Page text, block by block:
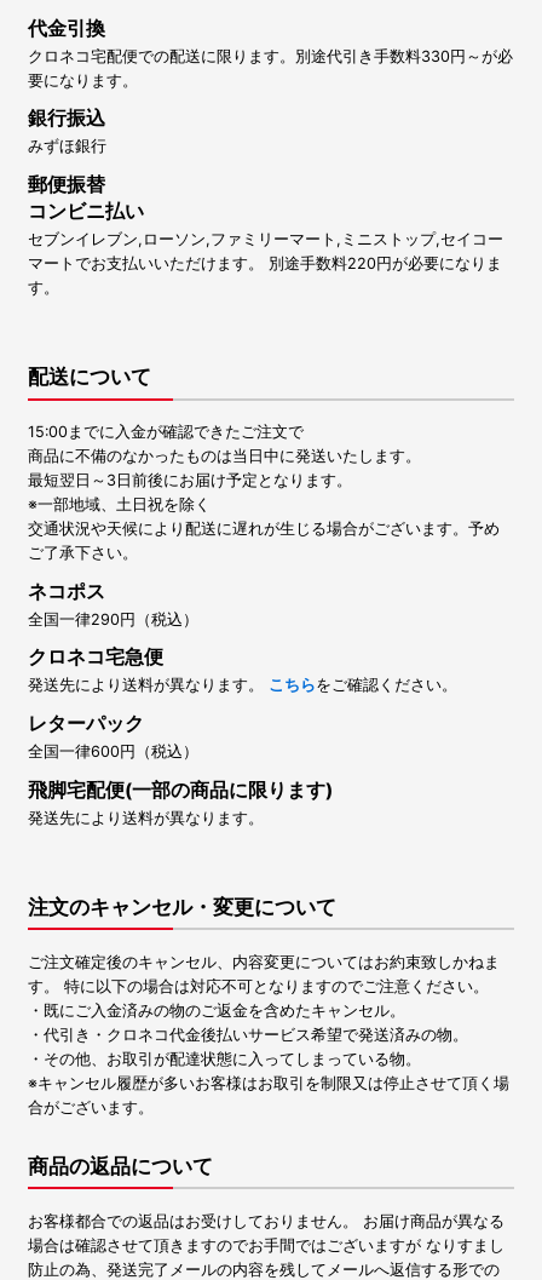
代金引換
クロネコ宅配便での配送に限ります。別途代引き手数料330円～が必
要になります。
銀行振込
みずほ銀行
郵便振替
コンビニ払い
セブンイレブン,ローソン,ファミリーマート,ミニストップ,セイコー
マートでお支払いいただけます。 別途手数料220円が必要になりま
す。
配送について
15:00までに入金が確認できたご注文で
商品に不備のなかったものは当日中に発送いたします。
最短翌日～3日前後にお届け予定となります。
※一部地域、土日祝を除く
交通状況や天候により配送に遅れが生じる場合がございます。予め
ご了承下さい。
ネコポス
全国一律290円（税込）
クロネコ宅急便
発送先により送料が異なります。 こちらをご確認ください。
レターパック
全国一律600円（税込）
飛脚宅配便(一部の商品に限ります)
発送先により送料が異なります。
注文のキャンセル・変更について
ご注文確定後のキャンセル、内容変更についてはお約束致しかねま
す。 特に以下の場合は対応不可となりますのでご注意ください。
・既にご入金済みの物のご返金を含めたキャンセル。
・代引き・クロネコ代金後払いサービス希望で発送済みの物。
・その他、お取引が配達状態に入ってしまっている物。
※キャンセル履歴が多いお客様はお取引を制限又は停止させて頂く場
合がございます。
商品の返品について
お客様都合での返品はお受けしておりません。 お届け商品が異なる
場合は確認させて頂きますのでお手間ではございますが なりすまし
防止の為、発送完了メールの内容を残してメールへ返信する形での